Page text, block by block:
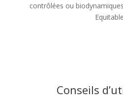
contrôlées ou
Conseils